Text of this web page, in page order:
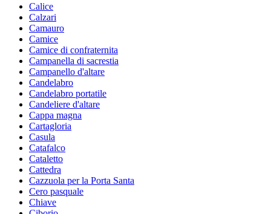
Calice
Calzari
Camauro
Camice
Camice di confraternita
Campanella di sacrestia
Campanello d'altare
Candelabro
Candelabro portatile
Candeliere d'altare
Cappa magna
Cartagloria
Casula
Catafalco
Cataletto
Cattedra
Cazzuola per la Porta Santa
Cero pasquale
Chiave